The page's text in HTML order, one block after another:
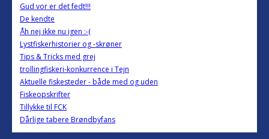
Gud vor er det fedt!!!
De kendte
Åh nej ikke nu igen :-(
Lystfiskerhistorier og -skrøner
Tips & Tricks med grej
trollingfiskeri-konkurrence i Tejn
Aktuelle fiskesteder - både med og uden
Fiskeopskrifter
Tillykke til FCK
Dårlige tabere Brøndbyfans